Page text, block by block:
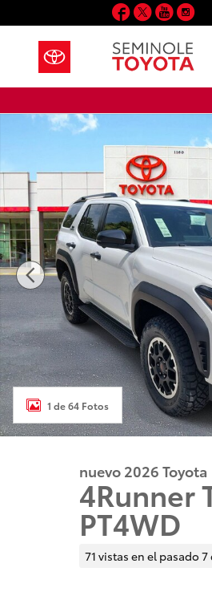
Saltar al contenido principal
Facebook
Twitter
New 2026 Toyota Photo 1 of 64
1 de 64 Fotos
nuevo 2026 Toyota
4Runner
PT4WD
71 vistas en el pasado 7